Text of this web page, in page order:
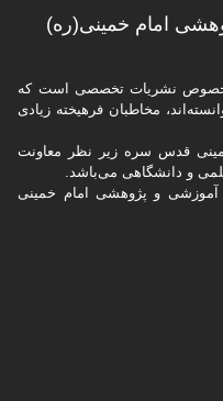
امام خمینی(ره)
خصوص نشریات تخصصی است که
مخاطبان فرهیخته‌ زیادی
قدس سره زیر نظر معاونت
آموزشی و پژوهشی امام خمینی